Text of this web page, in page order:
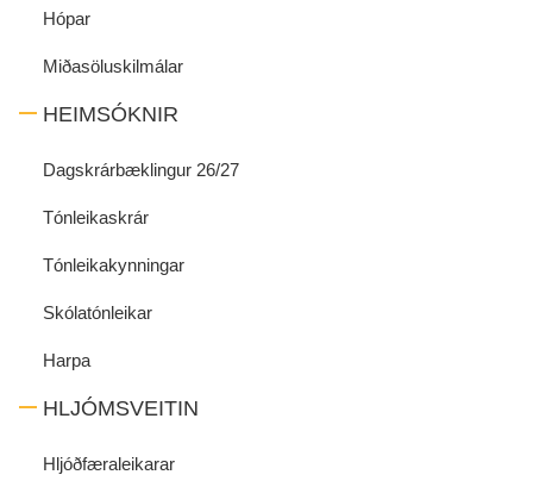
Hópar
Miðasöluskilmálar
HEIMSÓKNIR
Dagskrárbæklingur 26/27
Tónleikaskrár
Tónleikakynningar
Skólatónleikar
Harpa
HLJÓMSVEITIN
Hljóðfæraleikarar